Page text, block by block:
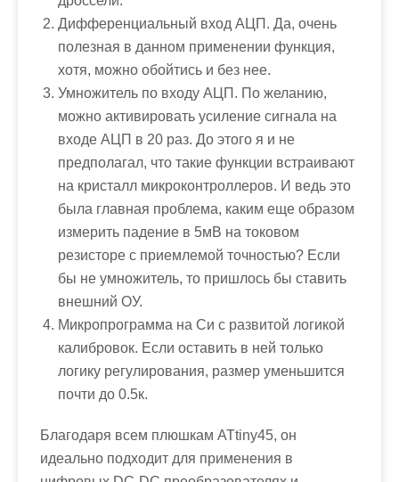
Дифференциальный вход АЦП. Да, очень
полезная в данном применении функция,
хотя, можно обойтись и без нее.
Умножитель по входу АЦП. По желанию,
можно активировать усиление сигнала на
входе АЦП в 20 раз. До этого я и не
предполагал, что такие функции встраивают
на кристалл микроконтроллеров. И ведь это
была главная проблема, каким еще образом
измерить падение в 5мВ на токовом
резисторе с приемлемой точностью? Если
бы не умножитель, то пришлось бы ставить
внешний ОУ.
Микропрограмма на Си с развитой логикой
калибровок. Если оставить в ней только
логику регулирования, размер уменьшится
почти до 0.5к.
Благодаря всем плюшкам ATtiny45, он
идеально подходит для применения в